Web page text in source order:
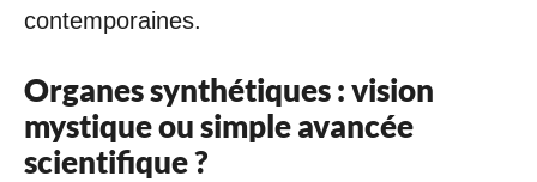
contemporaines.
Organes synthétiques : vision
mystique ou simple avancée
scientifique ?